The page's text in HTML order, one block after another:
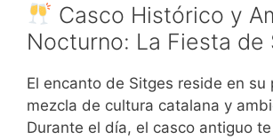
Casco Histórico y
Nocturno: La Fiesta de
El encanto de Sitges reside en su
mezcla de cultura catalana y
Durante el día, el casco antiguo